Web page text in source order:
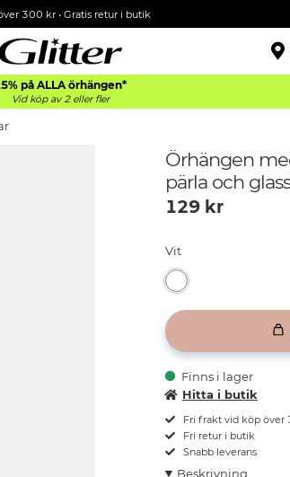
300 kr• Gratis retur i butik
på ALLAörhängen*
Vid köp av 2 eller fler
Örhängen
pärla och
129kr
Vit
Finns i lager
Hitta i butik
Fri frakt vid köp över
Fri retur i butik
Snabb leverans
Beskrivning